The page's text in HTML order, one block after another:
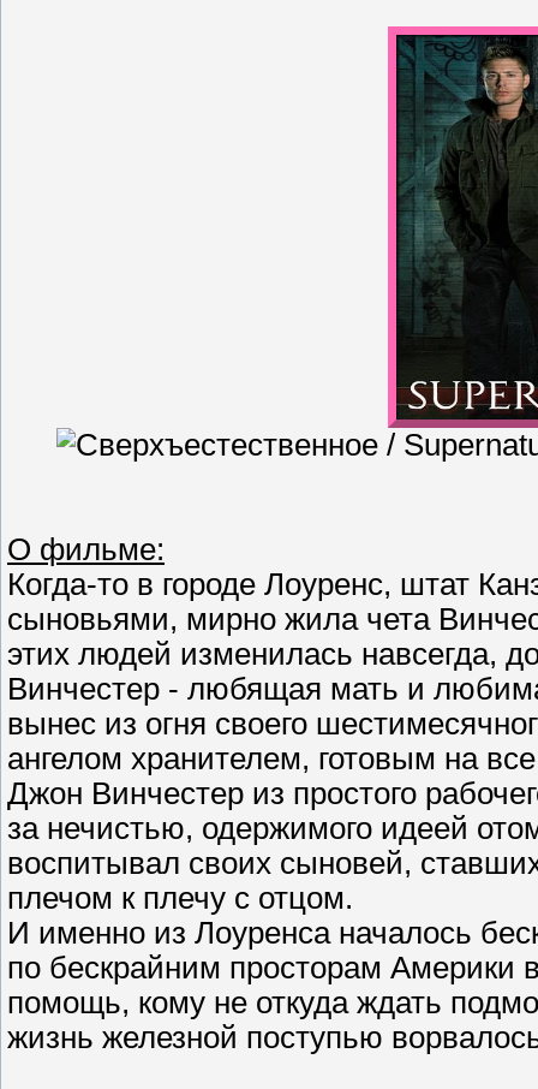
О фильме:
Когда-то в городе Лоуренс, штат
сыновьями, мирно жила чета
этих людей изменилась навсегда,
Винчестер - любящая мать и
вынес из огня своего
ангелом хранителем, готовым на
Джон Винчестер из простого
за нечистью, одержимого идеей
воспитывал своих сыновей,
плечом к плечу с отцом.
И именно из Лоуренса началось
по бескрайним просторам Америки
помощь, кому не откуда ждать
жизнь железной поступью